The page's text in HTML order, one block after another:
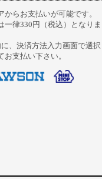
らお支払いが可能です。
一律330円（税込）となりま
、決済方法入力画面で選択
お支払い下さい。